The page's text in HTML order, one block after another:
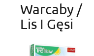
Warcaby /
Lis I Gęsi